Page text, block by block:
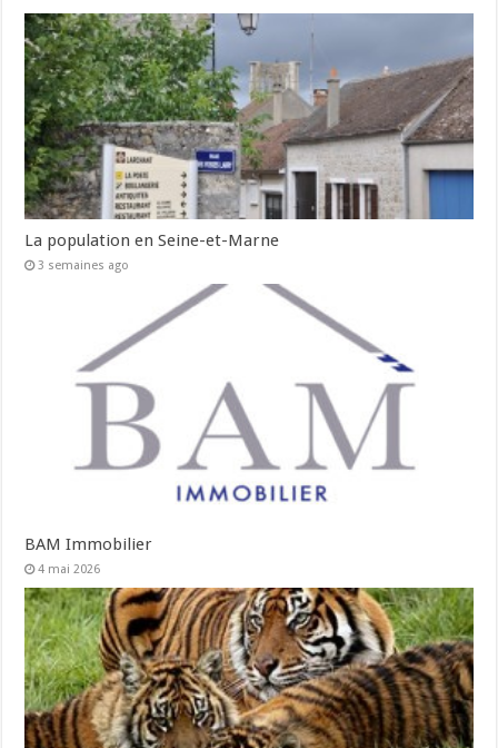
La population en Seine-et-Marne
3 semaines ago
BAM Immobilier
4 mai 2026